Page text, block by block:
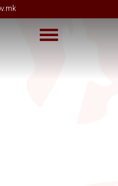
Toggle menu